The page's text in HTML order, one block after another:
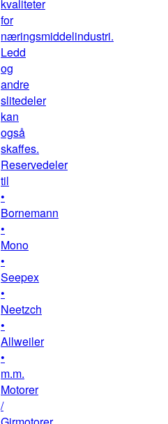
kvaliteter
for
næringsmiddelindustri.
Ledd
og
andre
slitedeler
kan
også
skaffes.
Reservedeler
til
•
Bornemann
•
Mono
•
Seepex
•
Neetzch
•
Allweiler
•
m.m.
Motorer
/